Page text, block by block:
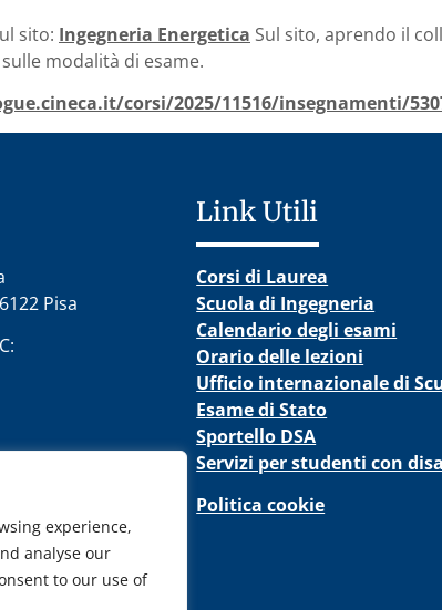
experience,
analyse our
to our use of
sito: Ingegneria Energetica Sul sito, aprendo il
modalità di esame.
corsi/2025/11516/insegnamenti/
Pisa
Link Utili
Corsi di Laurea
Scuola di Ingegneria
Calendario degli esami
Orario delle lezioni
Ufficio internazionale di
Esame di Stato
Sportello DSA
Servizi per studenti con
Politica cookie